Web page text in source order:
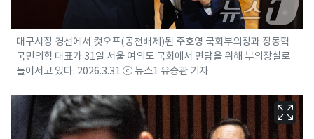
대구시장 경선에서 컷오프(공천배제)된 주호영 국회부의장과 장동혁
국민의힘 대표가 31일 서울 여의도 국회에서 면담을 위해 부의장실로
들어서고 있다. 2026.3.31 ⓒ 뉴스1 유승관 기자